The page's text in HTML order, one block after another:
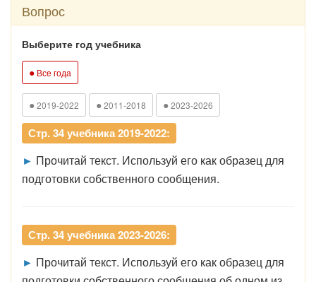
Вопрос
Выберите год учебника
● Все года
● 2019-2022 ● 2011-2018 ● 2023-2026
Стр. 34 учебника 2019-2022:
► Прочитай текст. Используй его как образец для
подготовки собственного сообщения.
Стр. 34 учебника 2023-2026:
► Прочитай текст. Используй его как образец для